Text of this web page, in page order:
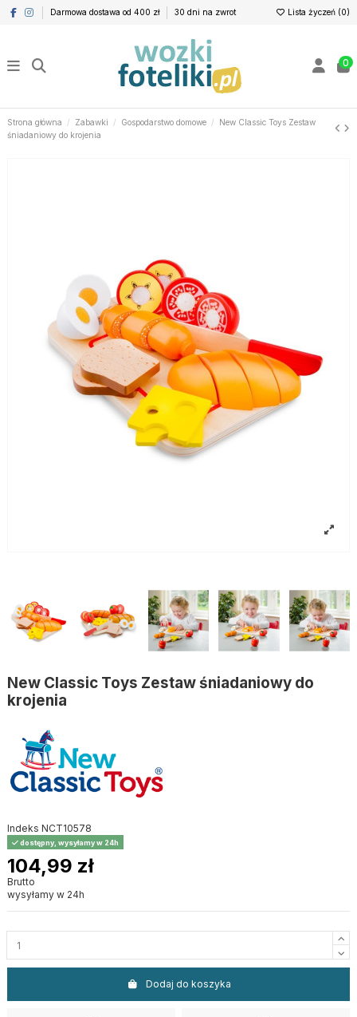
Darmowa dostawa od 400 zł 30 dni na zwrot Lista życzeń (0)
0
Strona główna Zabawki Gospodarstwo domowe
New Classic Toys Zestaw
śniadaniowy do krojenia
New Classic Toys Zestaw śniadaniowy do
krojenia
Indeks NCT10578
dostępny, wysyłamy w 24h
104,99 zł
Brutto
wysyłamy w 24h
Dodaj do koszyka